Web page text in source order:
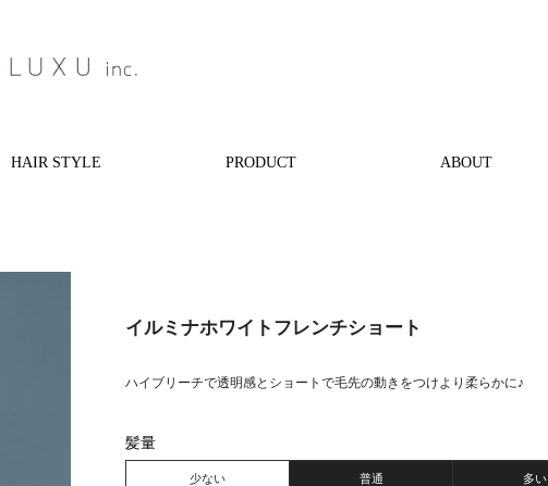
HAIR STYLE PRODUCT ABOUT
イルミナホワイトフレンチショート
ハイブリーチで透明感とショートで毛先の動きをつけより柔らかに♪
髪量
少ない 普通 多い